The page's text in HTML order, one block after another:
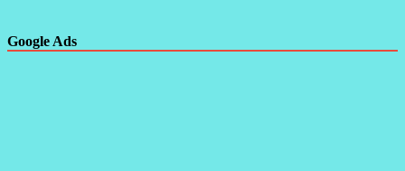
Google Ads